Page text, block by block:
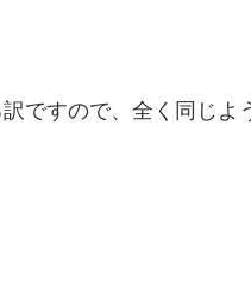
ですので、全く同じよ